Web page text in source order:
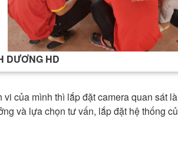
DƯƠNG HD
của mình thì lắp đặt camera quan sát
và lựa chọn tư vấn, lắp đặt hệ thống